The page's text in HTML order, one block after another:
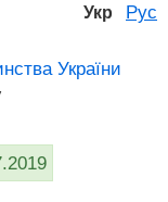
Укр Рус
України